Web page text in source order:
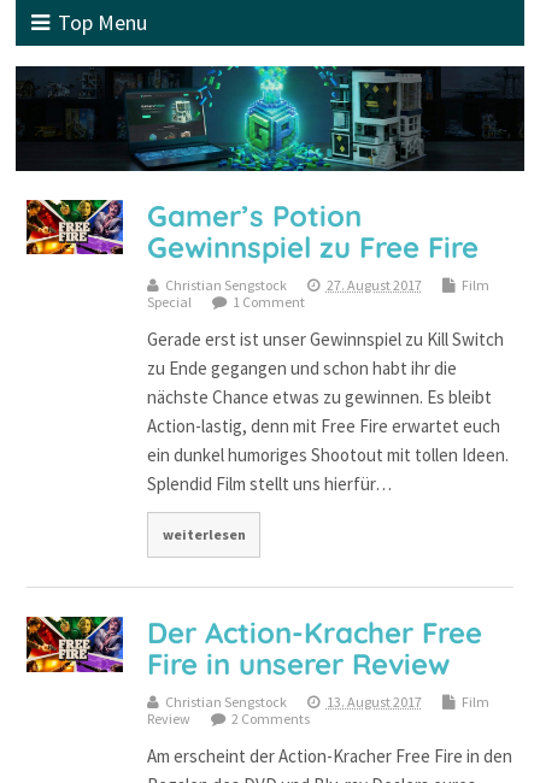
Top Menu
Gamer’s Potion
Gewinnspiel zu Free Fire
Christian Sengstock 27. August 2017
Film
Special
1 Comment
Gerade erst ist unser Gewinnspiel zu Kill Switch
zu Ende gegangen und schon habt ihr die
nächste Chance etwas zu gewinnen. Es bleibt
Action-lastig, denn mit Free Fire erwartet euch
ein dunkel humoriges Shootout mit tollen Ideen.
Splendid Film stellt uns hierfür…
weiterlesen
Der Action-Kracher Free
Fire in unserer Review
Christian Sengstock 13. August 2017
Film
Review
2 Comments
Am erscheint der Action-Kracher Free Fire in den